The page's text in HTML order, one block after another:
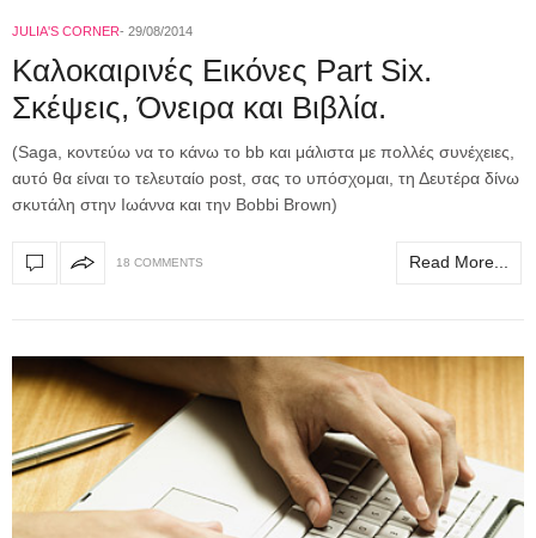
JULIA'S CORNER 29/08/2014
Καλοκαιρινές Εικόνες Part Six.
Σκέψεις, Όνειρα και Βιβλία.
(Saga, κοντεύω να το κάνω το bb και μάλιστα με πολλές συνέχειες,
αυτό θα είναι το τελευταίο post, σας το υπόσχομαι, τη Δευτέρα δίνω
σκυτάλη στην Ιωάννα και την Bobbi Brown)
18 COMMENTS Read More...